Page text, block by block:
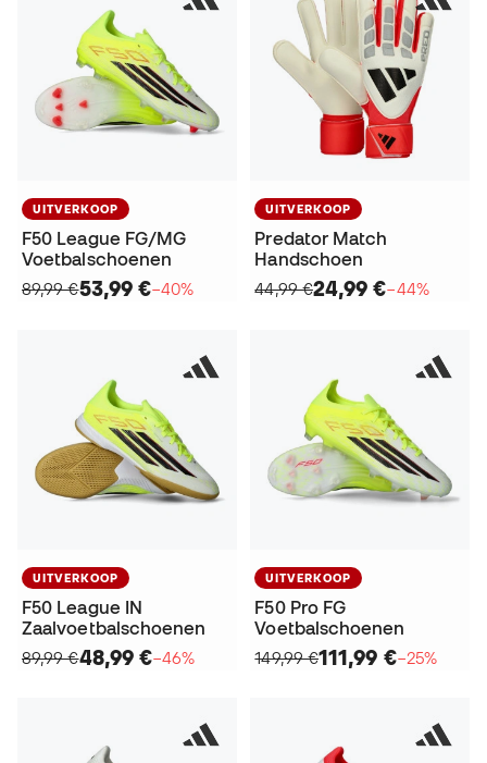
UITVERKOOP
F50 League FG/MG
Voetbalschoenen
89,99 €53,99 €−40%
UITVERKOOP
Predator Match
Handschoen
44,99 €24,99 €−44%
UITVERKOOP
F50 League IN
Zaalvoetbalschoenen
89,99 €48,99 €−46%
UITVERKOOP
F50 Pro FG
Voetbalschoenen
149,99 €111,99 €−25%